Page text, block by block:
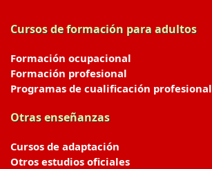
Cursos de formación para adultos
Formación ocupacional
Formación profesional
Programas de cualificación profesional
Otras enseñanzas
Cursos de adaptación
Otros estudios oficiales